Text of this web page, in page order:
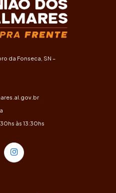
da Fonseca, SN –
às 13:30hs